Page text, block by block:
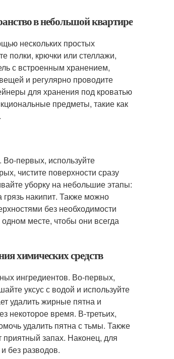
в небольшой квартире
нескольких простых
полки, крючки или стеллажи,
с встроенным хранением,
и регулярно проводите
для хранения под кроватью
предметы, такие как
первых, используйте
чистите поверхности сразу
уборку на небольшие этапы:
накипит. Также можно
без необходимости
месте, чтобы они всегда
химических средств
ингредиентов. Во-первых,
уксус с водой и используйте
удалить жирные пятна и
некоторое время. В-третьих,
удалить пятна с тьмы. Также
запах. Наконец, для
без разводов.